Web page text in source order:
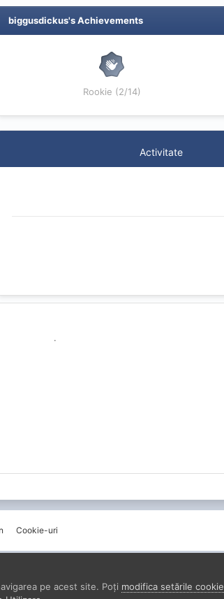
biggusdickus's Achievements
Rookie (2/14)
Activitate
.
Cookie-uri
pe acest site. Poți modifica setările cookie